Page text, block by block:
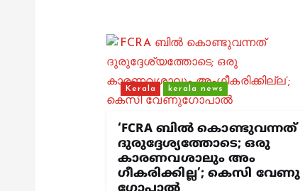
Kerala kerala news
‘FCRA ബിൽ കൊണ്ടുവന്നത്
ദുരുദ്ദേശ്യത്തോടെ; ഒരു
കാരണവശാലും അം​
ഗീകരിക്കില്ല’; കെസി വേണു​